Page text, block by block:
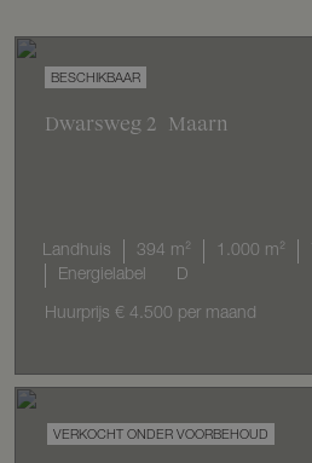
Dwarsweg 2 Maarn
Huurprijs € 4.500 per maand
Landhuis 394 m² 1.000 m²
Energielabel
D
VERKOCHT ONDER VOORBEHOUD